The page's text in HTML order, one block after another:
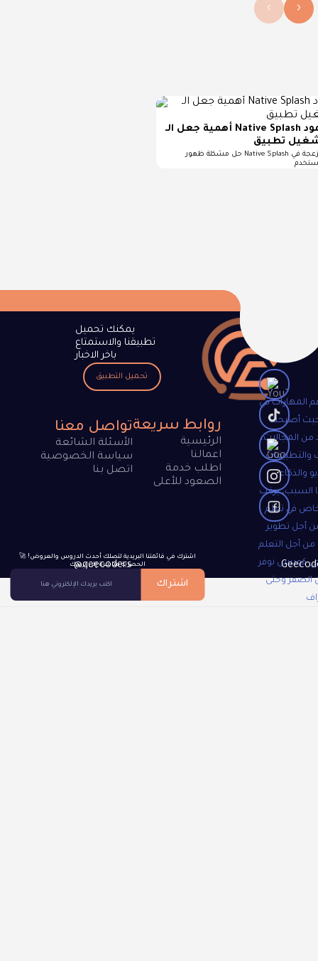
‹
›
أهمية جعل الـ Native Splash شفافًا لتفادي الجمود
حل مشكلة ظهور Native Splash المزعجة في Flutter على Android 12
المهارات في
حيث أصبحت
من المجالات،
والتطبيقات
والذكاء
السبب، يرغب
في تعلم
أجل تطوير
من أجل التعلم
جي كودرس نوفر
الصفر وحتى
@geecoders
روابط سريعة
الرئيسية
اعمالنا
اطلب خدمة
الصعود للأعلى
تواصل معنا
الأسئلة الشائعة
سياسة الخصوصية
اتصل بنا
🚀 !اشترك في قائمتنا البريدية لتصلك أحدث الدروس والعروض
الحصرية مباشرة إلى بريدك
اشتراك
يمكنك تحميل
تطبيقنا والاستمتاع
باخر الاخبار
تحميل التطبيق